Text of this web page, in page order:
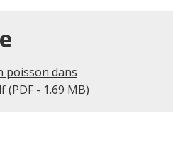
poisson dans
(PDF - 1.69 MB)